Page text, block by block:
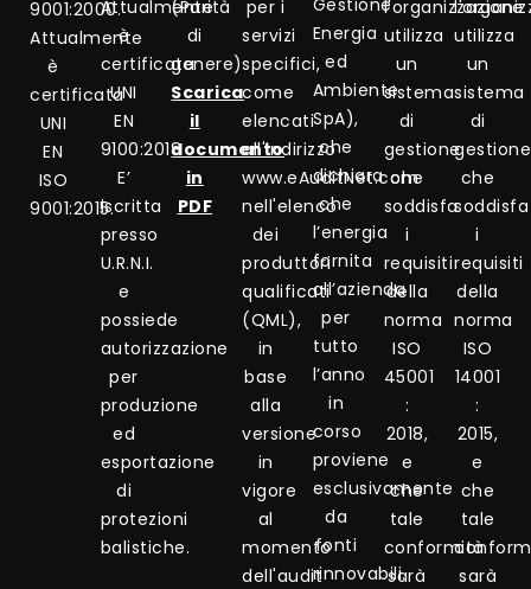
9001:2000.
Attualmente
è
certificata
UNI
EN
ISO
9001:2015.
Attualmente
è
certificata
UNI
EN
9100:2018
E’
iscritta
presso
U.R.N.I.
e
possiede
autorizzazione
per
produzione
ed
esportazione
di
protezioni
balistiche.
(Parità
di
genere)
Scarica
il
documento
in
PDF
per i
servizi
specifici,
come
elencati
all'indirizzo
www.eAuditNet.com
nell'elenco
dei
produttori
qualificati
(QML),
in
base
alla
versione
in
vigore
al
momento
dell'audit
Energia
ed
Ambiente
SpA),
che
dichiara
che
l’energia
fornita
all’azienda
per
tutto
l’anno
in
corso
proviene
esclusivamente
da
fonti
rinnovabili.
l'organizzazione
utilizza
un
sistema
di
gestione
che
soddisfa
i
requisiti
della
norma
ISO
45001
:
2018,
e
che
tale
conformità
sarà
utilizza
un
sistema
di
gestione
che
soddisfa
i
requisiti
della
norma
ISO
14001
:
2015,
e
che
tale
sarà